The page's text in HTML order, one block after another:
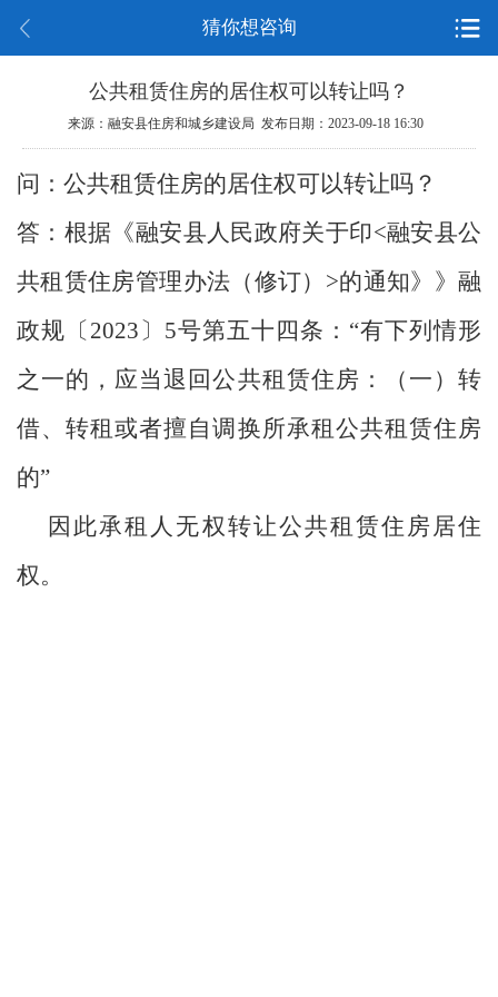
猜你想咨询
公共租赁住房的居住权可以转让吗？
来源：融安县住房和城乡建设局 发布日期：2023-09-18 16:30
问：公共租赁住房的居住权可以转让吗？
答：根据《融安县人民政府关于印<融安县公
共租赁住房管理办法（修订）>的通知》》融
政规〔2023〕5号第五十四条：“有下列情形
之一的，应当退回公共租赁住房：（一）转
借、转租或者擅自调换所承租公共租赁住房
的”
因此承租人无权转让公共租赁住房居住
权。